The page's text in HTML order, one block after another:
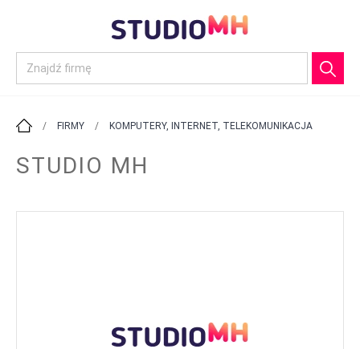
/ FIRMY / KOMPUTERY, INTERNET, TELEKOMUNIKACJA
STUDIO MH